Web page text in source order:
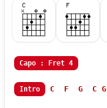
Capo : Fret 4
Intro C F G C G